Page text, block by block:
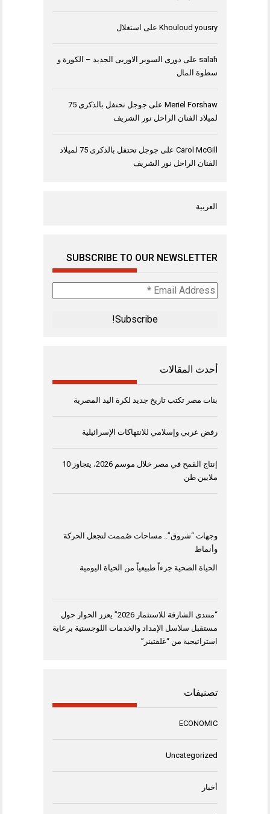
Khouloud yousry على استغلال
salah على دورى السوبر الاوربى الجديد – الكورة و
سطوة المال
Meriel Forshaw على
جوجل تحتفل بالذكرى 75
لميلاد الفنان الراحل نور الشريف
Carol McGill على
جوجل تحتفل بالذكرى 75 لميلاد
الفنان الراحل نور الشريف
العربية
SUBSCRIBE TO OUR NEWSLETTER
Email
Address
أحدث المقالات
بنات مصر تكتب تاريخ جديد لكرة اليد المصرية
رفض عربي وإسلامي للانتهاكات الإسرائيلية
إنتاج القمح في مصر خلال موسم 2026، يتجاوز 10
ملايين طن
وجهات “شروق”.. مساحات صُممت لتجعل الحركة
وأنماط
الحياة الصحية جزءاً طبيعياً من الحياة اليومية
“منتدى الشارقة للاستثمار 2026” يعزز الحوار حول
مستقبل سلاسل الإمداد والخدمات اللوجستية برعاية
استراتيجية من “غلفتينر”
تصنيفات
ECONOMIC
Uncategorized
أخبار